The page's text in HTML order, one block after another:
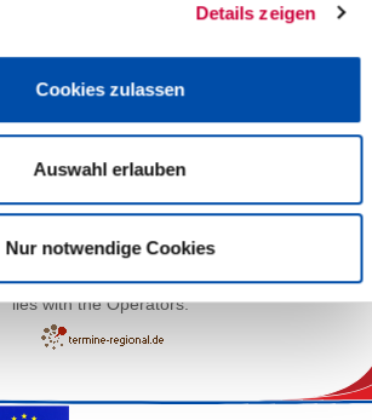
Details zeigen
Cookies zulassen
Auswahl erlauben
Nur notwendige Cookies
Leaflet| ©OpenStreetMapcontributors
the factual correctness of the information
lies with the Operators.